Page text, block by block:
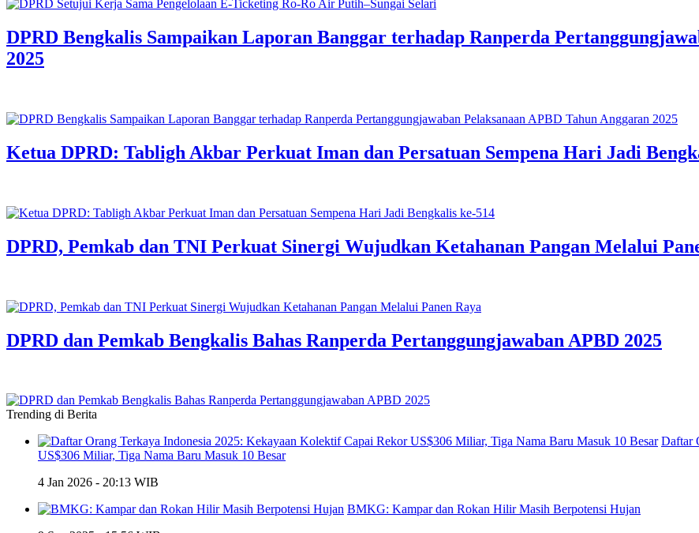
DPRD Bengkalis Sampaikan Laporan Banggar terhadap Ranperda
2025
Ketua DPRD: Tabligh Akbar Perkuat Iman dan Persatuan Sempena Hari Jadi
DPRD, Pemkab dan TNI Perkuat Sinergi Wujudkan Ketahanan Pangan Melalui
DPRD dan Pemkab Bengkalis Bahas Ranperda Pertanggungjawaban APBD 2025
Trending di Berita
Daftar
US$306 Miliar, Tiga Nama Baru Masuk 10 Besar
4 Jan 2026 - 20:13 WIB
BMKG: Kampar dan Rokan Hilir Masih Berpotensi Hujan